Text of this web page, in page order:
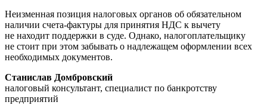
Неизменная позиция налоговых органов об обязательном
наличии счета-фактуры для принятия НДС к вычету
не находит поддержки в суде. Однако, налогоплательщику
не стоит при этом забывать о надлежащем оформлении всех
необходимых документов.
Станислав Домбровский
налоговый консультант, специалист по банкротству
предприятий